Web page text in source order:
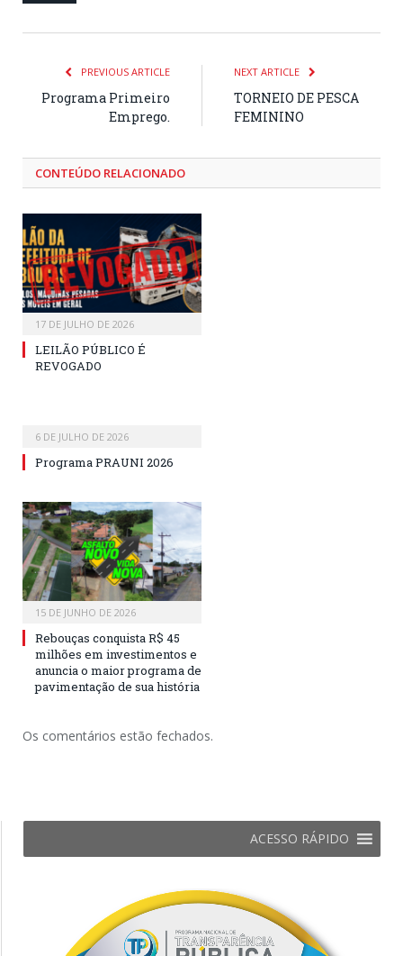
PREVIOUS ARTICLE
Programa Primeiro
Emprego.
NEXT ARTICLE
TORNEIO DE PESCA
FEMININO
CONTEÚDO RELACIONADO
17 DE JULHO DE 2026
LEILÃO PÚBLICO É
REVOGADO
6 DE JULHO DE 2026
Programa PRAUNI 2026
15 DE JUNHO DE 2026
Rebouças conquista R$ 45
milhões em investimentos e
anuncia o maior programa de
pavimentação de sua história
Os comentários estão fechados.
ACESSO RÁPIDO